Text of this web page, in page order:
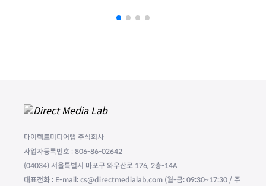
다이렉트미디어랩 주식회사
사업자등록번호 : 806-86-02642
(04034) 서울특별시 마포구 와우산로 176, 2층-14A
대표전화 : E-mail: cs@directmedialab.com (월-금: 09:30~17:30 / 주